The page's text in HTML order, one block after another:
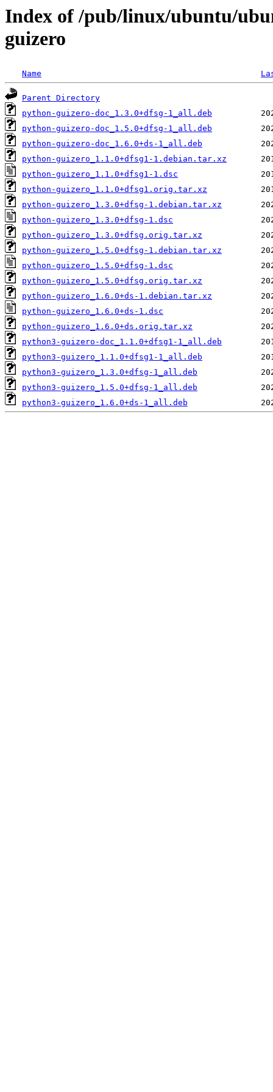
Index of /pub/linux/ubuntu/
guizero
Name
Parent Directory
python-guizero-doc_1.3.0+dfsg-1_all.deb
python-guizero-doc_1.5.0+dfsg-1_all.deb
python-guizero-doc_1.6.0+ds-1_all.deb
python-guizero_1.1.0+dfsg1-1.debian.tar.xz
python-guizero_1.1.0+dfsg1-1.dsc
python-guizero_1.1.0+dfsg1.orig.tar.xz
python-guizero_1.3.0+dfsg-1.debian.tar.xz
python-guizero_1.3.0+dfsg-1.dsc
python-guizero_1.3.0+dfsg.orig.tar.xz
python-guizero_1.5.0+dfsg-1.debian.tar.xz
python-guizero_1.5.0+dfsg-1.dsc
python-guizero_1.5.0+dfsg.orig.tar.xz
python-guizero_1.6.0+ds-1.debian.tar.xz
python-guizero_1.6.0+ds-1.dsc
python-guizero_1.6.0+ds.orig.tar.xz
python3-guizero-doc_1.1.0+dfsg1-1_all.deb
python3-guizero_1.1.0+dfsg1-1_all.deb
python3-guizero_1.3.0+dfsg-1_all.deb
python3-guizero_1.5.0+dfsg-1_all.deb
python3-guizero_1.6.0+ds-1_all.deb